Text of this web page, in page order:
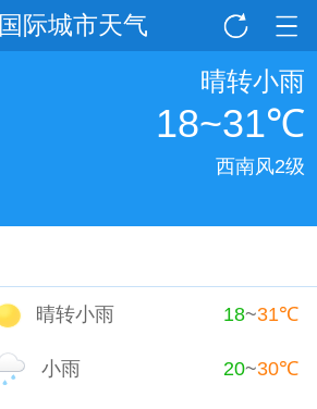
国际城市天气
晴转小雨
18~31℃
西南风2级
晴转小雨 18~31℃
小雨 20~30℃